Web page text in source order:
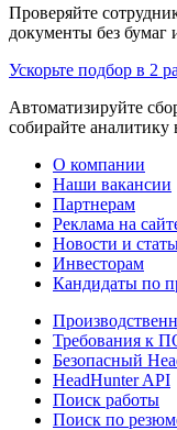
Проверяйте
документы без бумаг
Ускорьте подбор в 2
Автоматизируйте
собирайте аналитику
О компании
Наши вакансии
Партнерам
Реклама на
Новости и
Инвесторам
Кандидаты по
Требования к
Безопасный
HeadHunter API
Поиск работы
Поиск по